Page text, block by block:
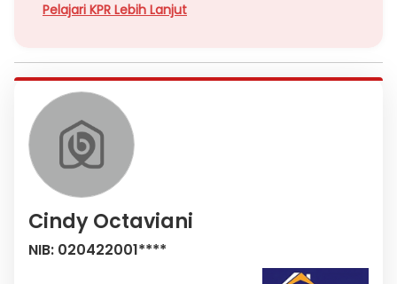
Pelajari KPR Lebih Lanjut
Cindy Octaviani
NIB: 020422001****